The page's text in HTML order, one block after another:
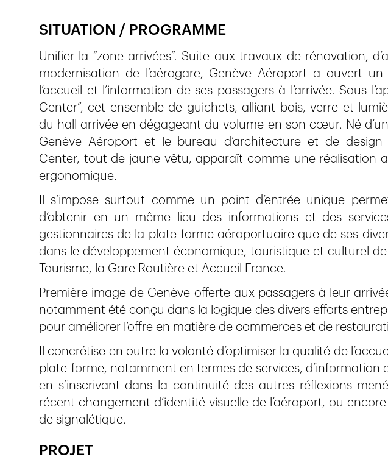
SITUATION / PROGRAMME
Unifier la “zone arrivées”. Suite aux travaux de rénovation,
modernisation de l’aérogare, Genève Aéroport a ouvert
l’accueil et l’information de ses passagers à l’arrivée. Sous
Center”, cet ensemble de guichets, alliant bois, verre et
du hall arrivée en dégageant du volume en son cœur. Né
Genève Aéroport et le bureau d’architecture et de design
Center, tout de jaune vêtu, apparaît comme une réalisation
ergonomique.
Il s’impose surtout comme un point d’entrée unique
d’obtenir en un même lieu des informations et des
gestionnaires de la plate-forme aéroportuaire que de ses
dans le développement économique, touristique et culturel
Tourisme, la Gare Routière et Accueil France.
Première image de Genève offerte aux passagers à leur
notamment été conçu dans la logique des divers efforts
pour améliorer l’offre en matière de commerces et de
Il concrétise en outre la volonté d’optimiser la qualité de
plate-forme, notamment en termes de services, d’information
en s’inscrivant dans la continuité des autres réflexions
récent changement d’identité visuelle de l’aéroport, ou
de signalétique.
PROJET